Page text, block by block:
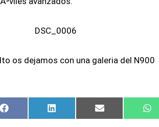
os dejamos con una galeria del N900
Compartir
en
Facebook
Compartir
en
LinkedIn
Compartir
en
Email
en